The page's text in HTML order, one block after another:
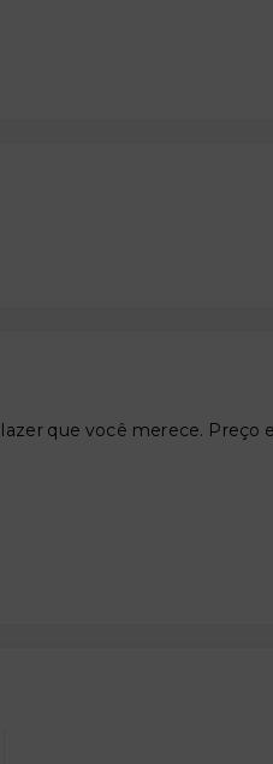
que você merece. Preço e